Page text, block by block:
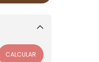
Alterar CEP
CALCULAR